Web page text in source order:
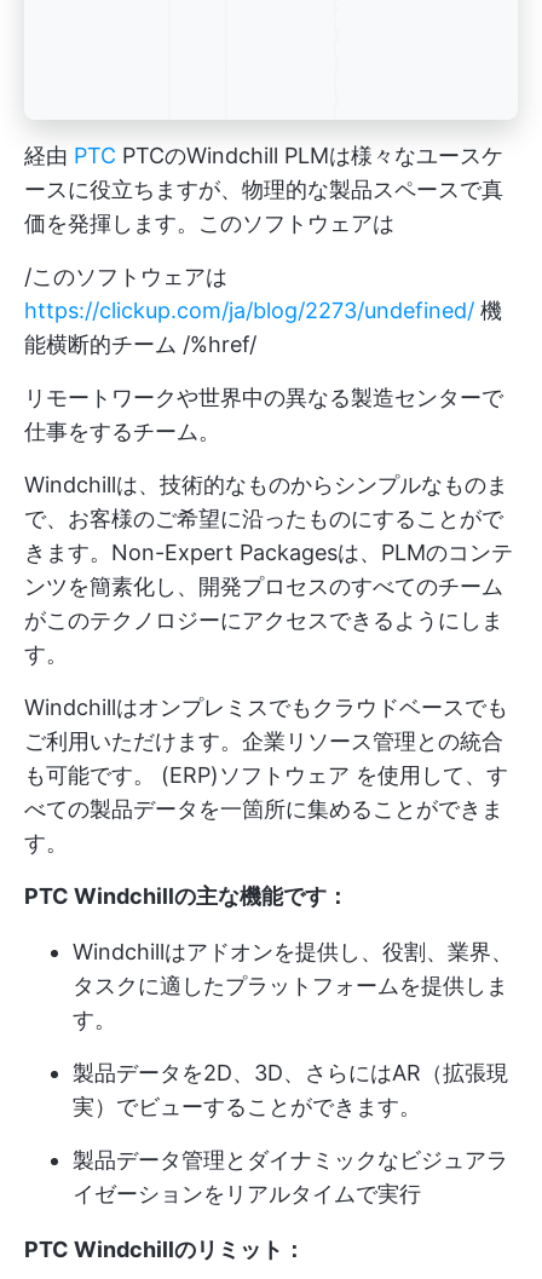
経由 PTC PTCのWindchill PLMは様々なユースケ
ースに役立ちますが、物理的な製品スペースで真
価を発揮します。このソフトウェアは
/このソフトウェアは
https://clickup.com/ja/blog/2273/undefined/ 機
能横断的チーム /%href/
リモートワークや世界中の異なる製造センターで
仕事をするチーム。
Windchillは、技術的なものからシンプルなものま
で、お客様のご希望に沿ったものにすることがで
きます。Non-Expert Packagesは、PLMのコンテ
ンツを簡素化し、開発プロセスのすべてのチーム
がこのテクノロジーにアクセスできるようにしま
す。
Windchillはオンプレミスでもクラウドベースでも
ご利用いただけます。企業リソース管理との統合
も可能です。 (ERP)ソフトウェア を使用して、す
べての製品データを一箇所に集めることができま
す。
PTC Windchillの主な機能です：
Windchillはアドオンを提供し、役割、業界、
タスクに適したプラットフォームを提供しま
す。
製品データを2D、3D、さらにはAR（拡張現
実）でビューすることができます。
製品データ管理とダイナミックなビジュアラ
イゼーションをリアルタイムで実行
PTC Windchillのリミット：